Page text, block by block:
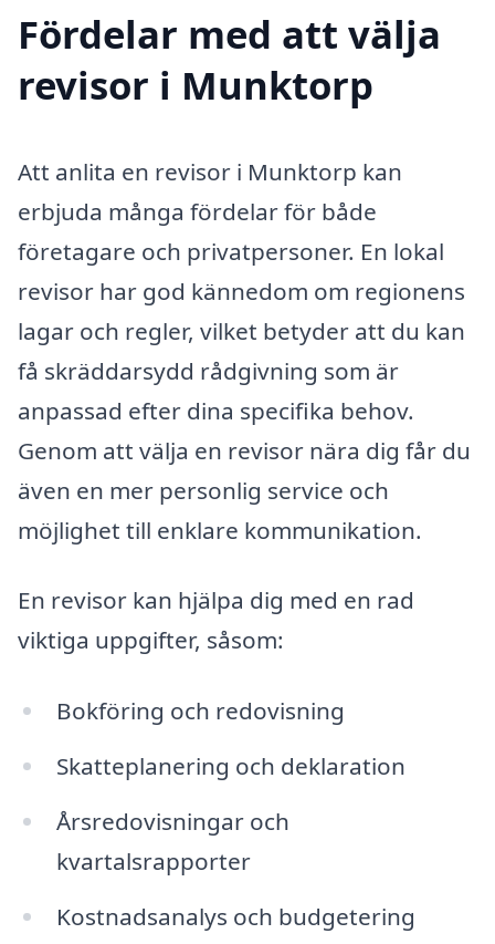
Fördelar med att välja
revisor i Munktorp
Att anlita en revisor i Munktorp kan
erbjuda många fördelar för både
företagare och privatpersoner. En lokal
revisor har god kännedom om regionens
lagar och regler, vilket betyder att du kan
få skräddarsydd rådgivning som är
anpassad efter dina specifika behov.
Genom att välja en revisor nära dig får du
även en mer personlig service och
möjlighet till enklare kommunikation.
En revisor kan hjälpa dig med en rad
viktiga uppgifter, såsom:
Bokföring och redovisning
Skatteplanering och deklaration
Årsredovisningar och
kvartalsrapporter
Kostnadsanalys och budgetering